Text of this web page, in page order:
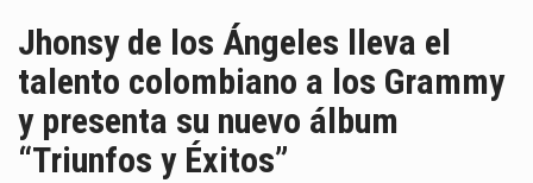
Jhonsy de los Ángeles lleva el
talento colombiano a los Grammy
y presenta su nuevo álbum
“Triunfos y Éxitos”